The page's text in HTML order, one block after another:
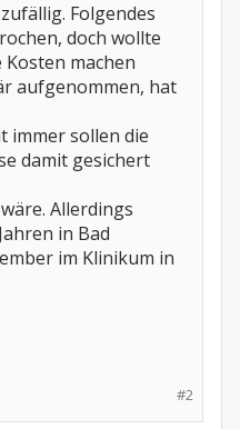
Folgendes
doch wollte
machen
aufgenommen, hat
immer sollen die
damit gesichert
Allerdings
in Bad
im Klinikum in
#2